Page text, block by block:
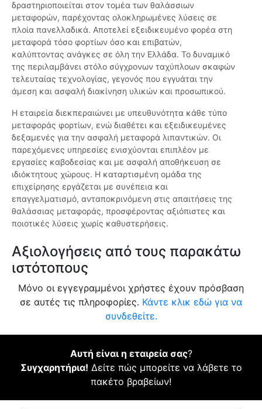
δραστηριοποιείται στον τομέα των θαλάσσιων
μεταφορών, παρέχοντας ολοκληρωμένες λύσεις σε
πλοία πανελλαδικά. Αποτελεί εξειδικευμένο φορέα στη
μεταφορά τόσο φορτίων όσο και επιβατών,
καλύπτοντας ανάγκες σε όλη την Ελλάδα. Το δυναμικό
της περιλαμβάνει στόλο σύγχρονων ταχύπλοων σκαφών
τελευταίας τεχνολογίας, γεγονός που εγγυάται την
άμεση και ασφαλή διακίνηση υλικών και προσωπικού.
Η εταιρεία διεκπεραιώνει με υπευθυνότητα κάθε τύπο
μεταφοράς φορτίων, ενώ διαθέτει και εξειδικευμένες
δεξαμενές για την ασφαλή μεταφορά λιπαντικών. Οι
παρεχόμενες υπηρεσίες ενισχύονται επιπλέον με
εργασίες καβοδεσίας και με ασφαλή αποθήκευση σε
ιδιόκτητους χώρους. Η καταρτισμένη ομάδα της
επιχείρησης εργάζεται με συνέπεια και
επαγγελματισμό, ανταποκρινόμενη στις απαιτήσεις της
θαλάσσιας μεταφοράς, προσφέροντας αξιόπιστες και
ποιοτικές λύσεις χωρίς καθυστερήσεις.
Αξιολογήσεις από τους παρακάτω
ιστότοπους
Μόνο οι εγγεγραμμένοι χρήστες έχουν πρόσβαση
σε αυτές τις πληροφορίες. Κάντε κλικ εδώ για να
συνδεθείτε.
Αυτή είναι η εταιρεία σας?
Συγχαρητήρια! Δείτε πώς μπορείτε να λάβετε το
πακέτο βραβείων!